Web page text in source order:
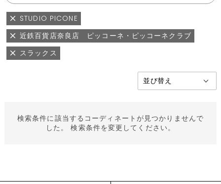
STUDIO PICONE
近鉄百貨店奈良店 ピッコーネ・ピッコーネクラブ
スラックス
検索条件に該当するコーディネートが見つかりませんで
した。 検索条件を変更してください。